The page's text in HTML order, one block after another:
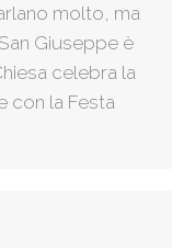
molto, ma
Giuseppe è
celebra la
con la Festa